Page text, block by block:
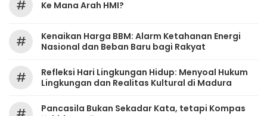
# Ke Mana Arah HMI?
#
Kenaikan Harga BBM: Alarm Ketahanan Energi
Nasional dan Beban Baru bagi Rakyat
#
Refleksi Hari Lingkungan Hidup: Menyoal Hukum
Lingkungan dan Realitas Kultural di Madura
Pancasila Bukan Sekadar Kata, tetapi Kompas